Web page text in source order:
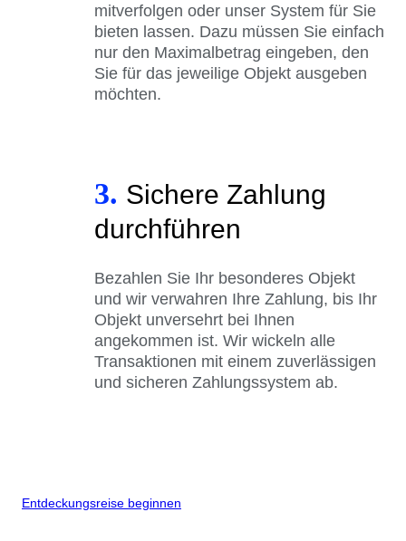
mitverfolgen oder unser System für Sie
bieten lassen. Dazu müssen Sie einfach
nur den Maximalbetrag eingeben, den
Sie für das jeweilige Objekt ausgeben
möchten.
3. Sichere Zahlung
durchführen
Bezahlen Sie Ihr besonderes Objekt
und wir verwahren Ihre Zahlung, bis Ihr
Objekt unversehrt bei Ihnen
angekommen ist. Wir wickeln alle
Transaktionen mit einem zuverlässigen
und sicheren Zahlungssystem ab.
Entdeckungsreise beginnen